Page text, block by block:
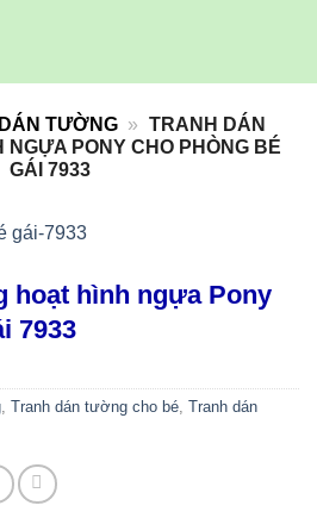
TƯỜNG » TRANH DÁN
PONY CHO PHÒNG BÉ
GÁI 7933
hoạt hình ngựa Pony
7933
, Tranh dán tường cho bé, Tranh dán